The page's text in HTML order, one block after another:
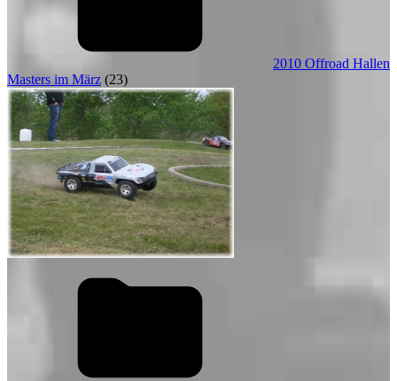
2010 Offroad Hallen
Masters im März (23)